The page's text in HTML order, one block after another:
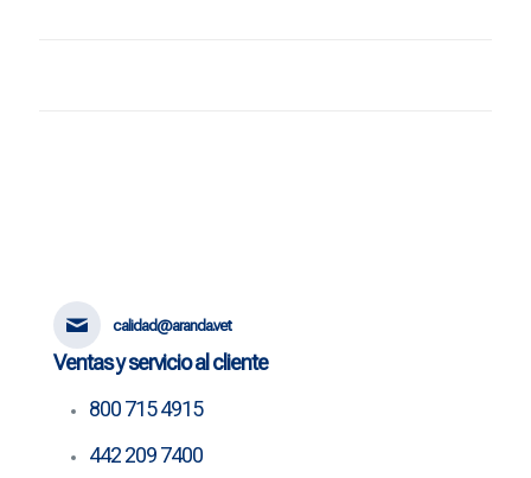
calidad@aranda.vet
Ventas y servicio al cliente
800 715 4915
442 209 7400